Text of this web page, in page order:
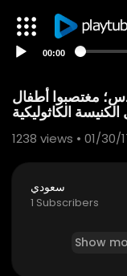
00:00
مغتصبوا أطفال
1238 views • 01/30/
سعودي
1 Subscribers
Show